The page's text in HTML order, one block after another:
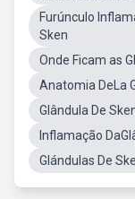
Furúnculo
Sken
Onde Ficam as
Anatomia DeLa
Glândula De
Inflamação
Glándulas De